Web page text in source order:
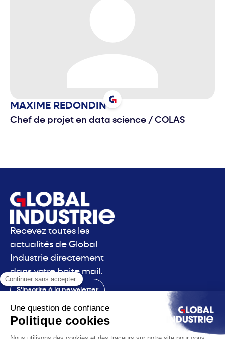
MAXIME REDONDIN
Chef de projet en data science / COLAS
Recevez toutes les
actualités de Global
Industrie directement
dans votre boite mail.
S'inscrire à la newsletter